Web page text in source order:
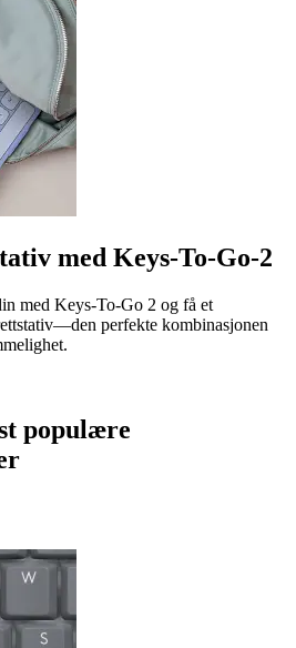
med Keys-To-Go-2
med Keys-To-Go 2 og få et
perfekte kombinasjonen
populære